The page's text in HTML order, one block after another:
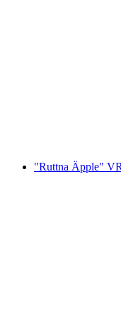
"Ruttna Äpple"